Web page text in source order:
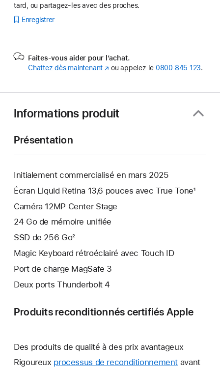
tard, ou partagez-les avec des proches.
Enregistrer
Faites-vous aider pour l’achat.
Chattez dès maintenant (s’ouvre
ou appelez le 0800 845 123.
Informations produit
Présentation
Initialement commercialisé en mars 2025
Écran Liquid Retina 13,6 pouces avec True Tone¹
Caméra 12MP Center Stage
24 Go de mémoire unifiée
SSD de 256 Go²
Magic Keyboard rétroéclairé avec Touch ID
Port de charge MagSafe 3
Deux ports Thunderbolt 4
Produits reconditionnés certifiés Apple
Des produits de qualité à des prix avantageux
Rigoureux processus de reconditionnement avant